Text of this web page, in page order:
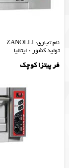
نام تجاری: ZANOLLI
تولید کشور : ایتالیا
فر پیتزا کوچک